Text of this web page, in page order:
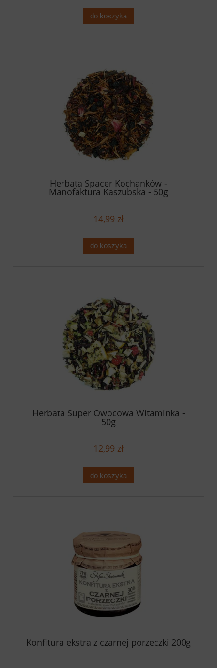
do koszyka
Herbata Spacer Kochanków -
Manofaktura Kaszubska - 50g
14,99 zł
do koszyka
Herbata Super Owocowa Witaminka -
50g
12,99 zł
do koszyka
Konfitura ekstra z czarnej porzeczki 200g